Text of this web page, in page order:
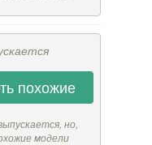
похожие
но,
модели